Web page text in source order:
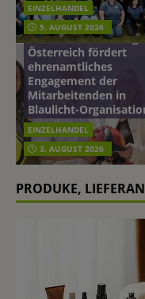
EINZELHANDEL
5. AUGUST 2026
mehr vom leben tag:
Österreich fördert
ehrenamtliches
Engagement der
Mitarbeitenden in
Blaulicht-
EINZELHANDEL
3. AUGUST 2026
PRODUKE,